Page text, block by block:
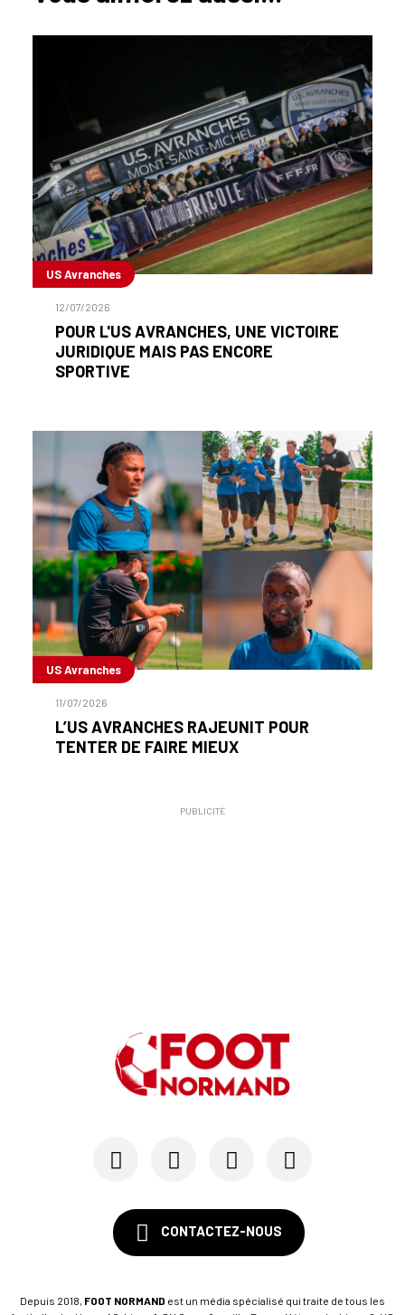
US Avranches
12/07/2026
POUR L'US AVRANCHES, UNE VICTOIRE
JURIDIQUE MAIS PAS ENCORE
SPORTIVE
US Avranches
11/07/2026
L’US AVRANCHES RAJEUNIT POUR
TENTER DE FAIRE MIEUX
PUBLICITÉ
CONTACTEZ-NOUS
Depuis 2018, FOOT NORMAND est un média spécialisé qui traite de tous les